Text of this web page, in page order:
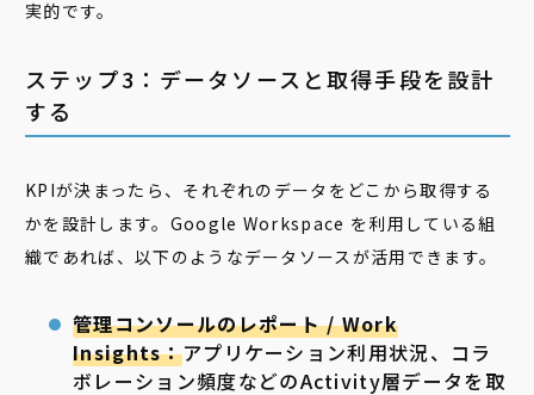
実的です。
ステップ3：データソースと取得手段を設計
する
KPIが決まったら、それぞれのデータをどこから取得する
かを設計します。Google Workspace を利用している組
織であれば、以下のようなデータソースが活用できます。
管理コンソールのレポート / Work
Insights：アプリケーション利用状況、コラ
ボレーション頻度などのActivity層データを取